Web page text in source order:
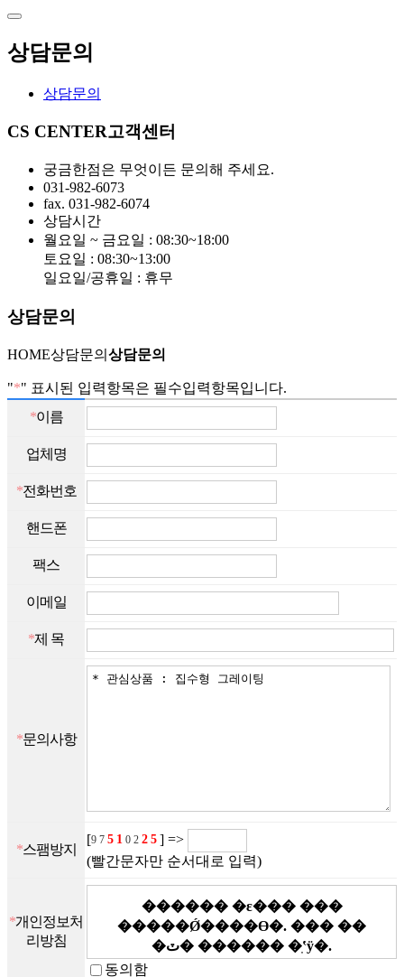
상담문의
상담문의
CS CENTER고객센터
궁금한점은 무엇이든 문의해 주세요.
031-982-6073
fax. 031-982-6074
상담시간
월요일 ~ 금요일 : 08:30~18:00
토요일 : 08:30~13:00
일요일/공휴일 : 휴무
상담문의
HOME상담문의 상담문의
"*" 표시된 입력항목은 필수입력항목입니다.
*이름
업체명
*전화번호
핸드폰
팩스
이메일
*제 목
*문의사항
*스팸방지
[97 5 1 02 2 5 ] =>
(빨간문자만 순서대로 입력)
*개인정보처
리방침
동의함